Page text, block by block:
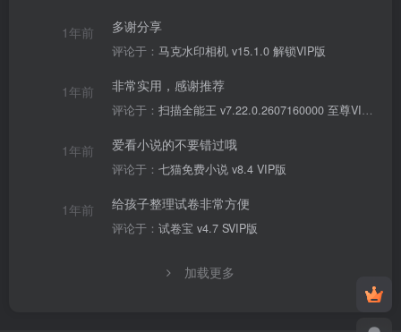
1年前 多谢分享
评论于： 马克水印相机 v15.1.0 解锁VIP版
1年前 非常实用，感谢推荐
评论于： 扫描全能王 v7.22.0.2607160000 至尊VIP版
1年前 爱看小说的不要错过哦
评论于： 七猫免费小说 v8.4 VIP版
1年前 给孩子整理试卷非常方便
评论于： 试卷宝 v4.7 SVIP版
加载更多